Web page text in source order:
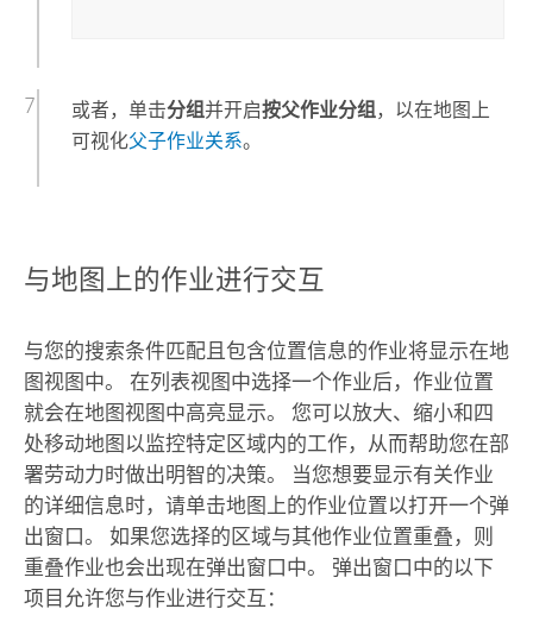
或者，单击分组并开启按父作业分组 ，以在地图上
可视化父子作业关系。
与地图上的作业进行交互
与您的搜索条件匹配且包含位置信息的作业将显示在地
图视图中。 在列表视图中选择一个作业后，作业位置
就会在地图视图中高亮显示。 您可以放大、缩小和四
处移动地图以监控特定区域内的工作，从而帮助您在部
署劳动力时做出明智的决策。 当您想要显示有关作业
的详细信息时，请单击地图上的作业位置以打开一个弹
出窗口。 如果您选择的区域与其他作业位置重叠，则
重叠作业也会出现在弹出窗口中。 弹出窗口中的以下
项目允许您与作业进行交互：